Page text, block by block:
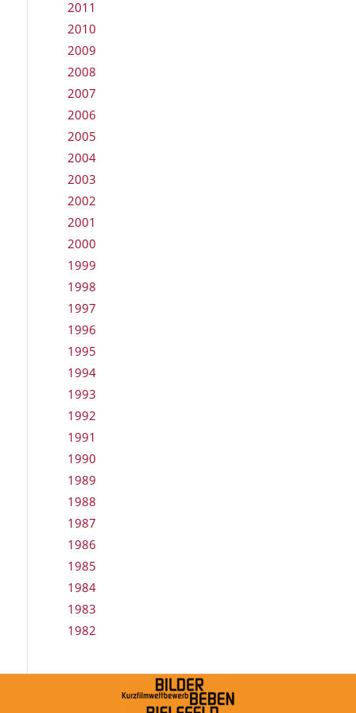
2011
2010
2009
2008
2007
2006
2005
2004
2003
2002
2001
2000
1999
1998
1997
1996
1995
1994
1993
1992
1991
1990
1989
1988
1987
1986
1985
1984
1983
1982